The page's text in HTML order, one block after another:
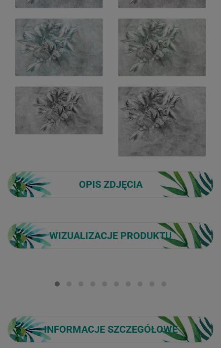
OPIS ZDJĘCIA
WIZUALIZACJE PRODUKTU
INFORMACJE SZCZEGÓŁOWE